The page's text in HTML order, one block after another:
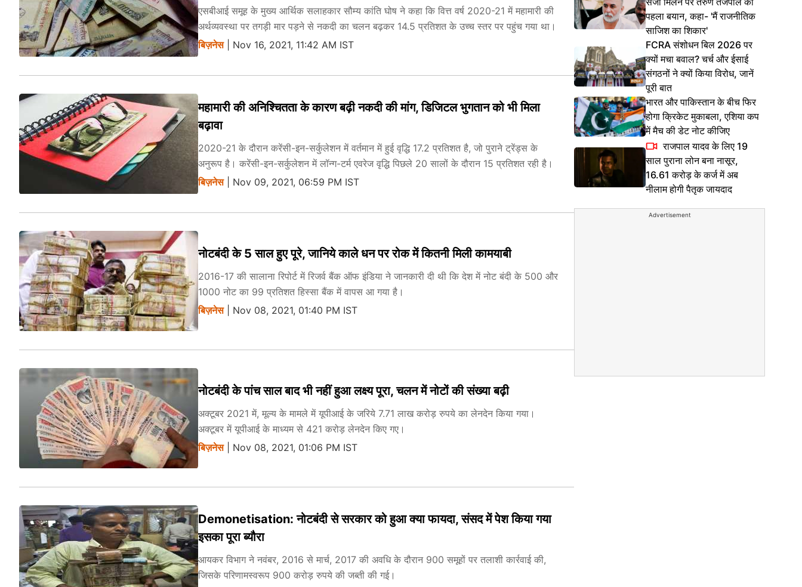
एसबीआई समूह के मुख्य आर्थिक सलाहकार सौम्य कांति घोष ने कहा कि वित्त वर्ष 2020-21 में महामारी की
अर्थव्यवस्था पर तगड़ी मार पड़ने से नकदी का चलन बढ़कर 14.5 प्रतिशत के उच्च स्तर पर पहुंच गया था।
बिज़नेस| Nov 16, 2021, 11:42 AM IST
महामारी की अनिश्चितता के कारण बढ़ी नकदी की मांग, डिजिटल भुगतान को भी मिला
बढ़ावा
2020-21 के दौरान करेंसी-इन-सर्कुलेशन में वर्तमान में हुई वृद्धि 17.2 प्रतिशत है, जो पुराने ट्रेंड्स के
अनुरूप है। करेंसी-इन-सर्कुलेशन में लॉन्ग-टर्म एवरेज वृद्धि पिछले 20 सालों के दौरान 15 प्रतिशत रही है।
बिज़नेस| Nov 09, 2021, 06:59 PM IST
नोटबंदी के 5 साल हुए पूरे, जानिये काले धन पर रोक में कितनी मिली कामयाबी
2016-17 की सालाना रिपोर्ट में रिजर्व बैंक ऑफ इंडिया ने जानकारी दी थी कि देश में नोट बंदी के 500 और
1000 नोट का 99 प्रतिशत हिस्सा बैंक में वापस आ गया है।
बिज़नेस| Nov 08, 2021, 01:40 PM IST
नोटबंदी के पांच साल बाद भी नहीं हुआ लक्ष्‍य पूरा, चलन में नोटों की संख्‍या बढ़ी
अक्टूबर 2021 में, मूल्य के मामले में यूपीआई के जरिये 7.71 लाख करोड़ रुपये का लेनदेन किया गया।
अक्टूबर में यूपीआई के माध्यम से 421 करोड़ लेनदेन किए गए।
बिज़नेस| Nov 08, 2021, 01:06 PM IST
Demonetisation: नोटबंदी से सरकार को हुआ क्‍या फायदा, संसद में पेश किया गया
इसका पूरा ब्‍यौरा
आयकर विभाग ने नवंबर, 2016 से मार्च, 2017 की अवधि के दौरान 900 समूहों पर तलाशी कार्रवाई की,
जिसके परिणामस्वरूप 900 करोड़ रुपये की जब्ती की गई।
पहला बयान, कहा- 'मैं राजनीतिक
साजिश का शिकार'
FCRA संशोधन बिल 2026 पर
क्यों मचा बवाल? चर्च और ईसाई
संगठनों ने क्यों किया विरोध, जानें
पूरी बात
भारत और पाकिस्तान के बीच फिर
होगा क्रिकेट मुकाबला, एशिया कप
में मैच की डेट नोट कीजिए
राजपाल यादव के लिए 19
साल पुराना लोन बना नासूर,
16.61 करोड़ के कर्ज में अब
नीलाम होगी पैतृक जायदाद
Advertisement